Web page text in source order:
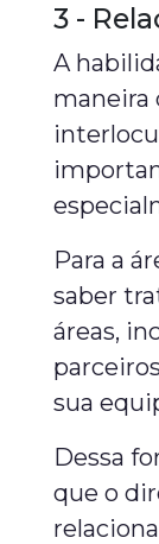
3 -
A
maneira
Para a
saber
áreas,
sua
Dessa
que o